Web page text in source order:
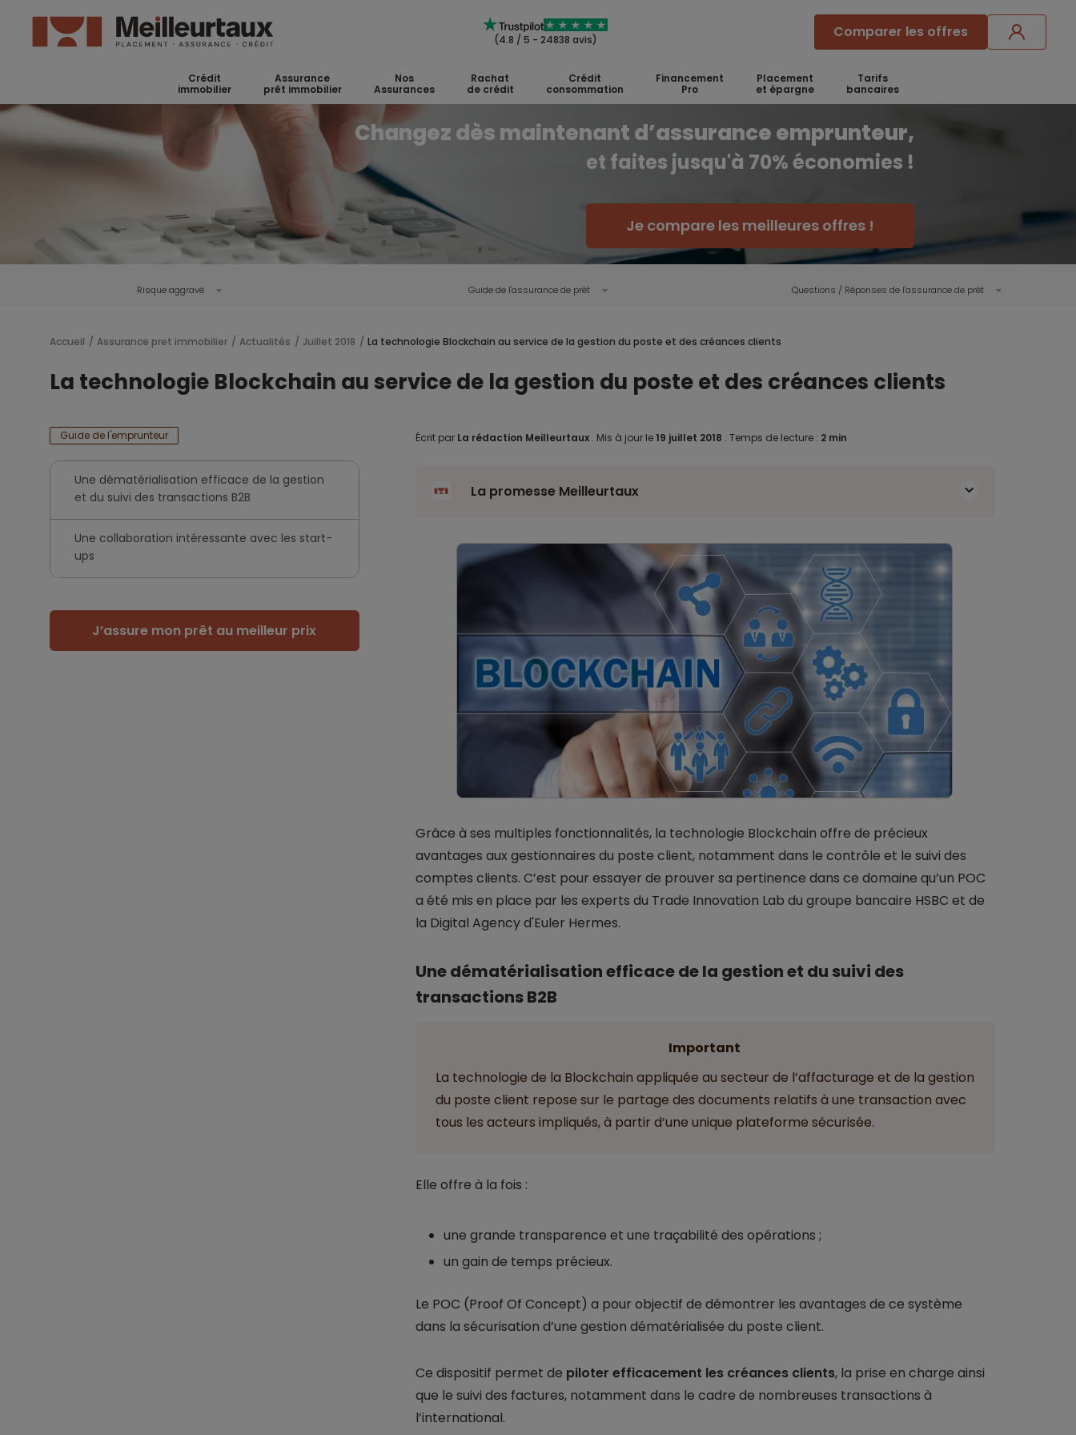
(4.8 / 5 - 24838 avis) Comparer les offres
Crédit
immobilier
Assurance
prêt immobilier
Nos
Assurances
Rachat
de crédit
Crédit
consommation
Financement
Pro
Placement
et épargne
Tarifs
bancaires
Changez dès maintenant d’assurance emprunteur,
et faites jusqu'à 70% économies !
Je compare les meilleures offres !
Risque aggravé Guide de l'assurance de prêt Questions / Réponses de l'assurance de prêt
Accueil Assurance pret immobilier Actualités Juillet 2018 La technologie Blockchain au service de la gestion du poste et des créances clients
La technologie Blockchain au service de la gestion du poste et des créances clients
Guide de l'emprunteur
Une dématérialisation efficace de la gestion
et du suivi des transactions B2B
Une collaboration intéressante avec les start-
ups
J’assure mon prêt au meilleur prix
Écrit par La rédaction Meilleurtaux . Mis à jour le 19 juillet 2018 . Temps de lecture : 2 min
La promesse Meilleurtaux
Grâce à ses multiples fonctionnalités, la technologie Blockchain offre de précieux
avantages aux gestionnaires du poste client, notamment dans le contrôle et le suivi des
comptes clients. C’est pour essayer de prouver sa pertinence dans ce domaine qu’un POC
a été mis en place par les experts du Trade Innovation Lab du groupe bancaire HSBC et de
la Digital Agency d'Euler Hermes.
Une dématérialisation efficace de la gestion et du suivi des
transactions B2B
Important
La technologie de la Blockchain appliquée au secteur de l’affacturage et de la gestion
du poste client repose sur le partage des documents relatifs à une transaction avec
tous les acteurs impliqués, à partir d’une unique plateforme sécurisée.
Elle offre à la fois :
une grande transparence et une traçabilité des opérations ;
un gain de temps précieux.
Le POC (Proof Of Concept) a pour objectif de démontrer les avantages de ce système
dans la sécurisation d’une gestion dématérialisée du poste client.
Ce dispositif permet de piloter efficacement les créances clients, la prise en charge ainsi
que le suivi des factures, notamment dans le cadre de nombreuses transactions à
l’international.